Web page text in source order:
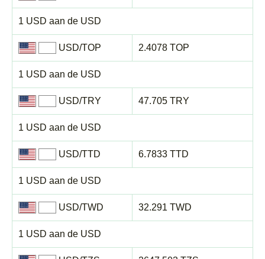
1 USD aan de USD
USD/TOP
1 USD aan de USD
2.4078 TOP
USD/TRY
1 USD aan de USD
47.705 TRY
USD/TTD
1 USD aan de USD
6.7833 TTD
USD/TWD
1 USD aan de USD
32.291 TWD